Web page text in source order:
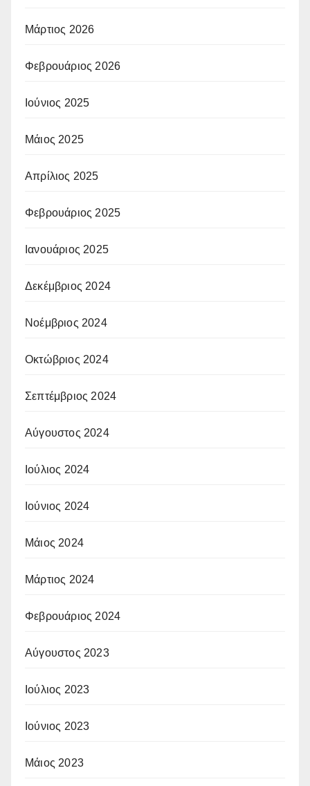
Μάρτιος 2026
Φεβρουάριος 2026
Ιούνιος 2025
Μάιος 2025
Απρίλιος 2025
Φεβρουάριος 2025
Ιανουάριος 2025
Δεκέμβριος 2024
Νοέμβριος 2024
Οκτώβριος 2024
Σεπτέμβριος 2024
Αύγουστος 2024
Ιούλιος 2024
Ιούνιος 2024
Μάιος 2024
Μάρτιος 2024
Φεβρουάριος 2024
Αύγουστος 2023
Ιούλιος 2023
Ιούνιος 2023
Μάιος 2023